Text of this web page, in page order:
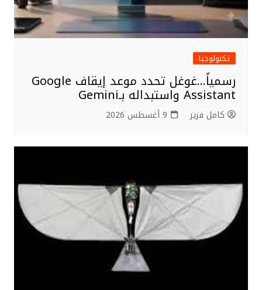
تكنولوجيا
رسمياً…غوغل تحدد موعد إيقاف Google
Assistant واستبداله بـGemini
كامل فزيز 9 أغسطس 2026